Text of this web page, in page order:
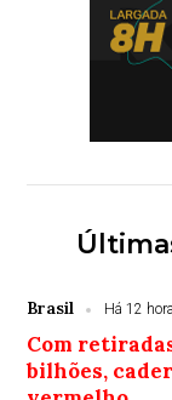
Brasil Há 12
Com
bilhões,